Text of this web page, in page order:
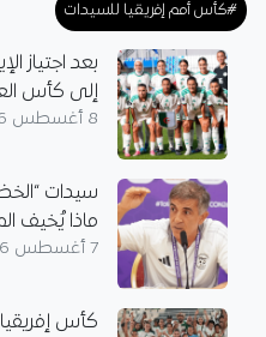
#كأس أمم إفريقيا للسيدات
بعد اجتياز
إلى كأس
8 أغسطس 2026
سيدات
ماذا يُخيف
7 أغسطس 2026
كأس إفريقيا